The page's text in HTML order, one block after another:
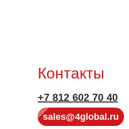
Контакты
+7 812 602 70 40
sales@4global.ru